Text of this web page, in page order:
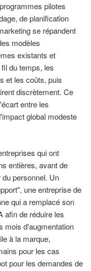
pilotes
de planification
se répandent
modèles
existants et
du temps, les
et les coûts, puis
discrètement. Ce
entre les
global modeste
qui ont
entières, avant de
personnel. Un
une entreprise de
qui a remplacé son
afin de réduire les
mois d'augmentation
à la marque,
pour les cas
pour les demandes de